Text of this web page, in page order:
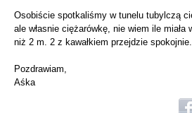
Osobiście spotkaliśmy w tunelu tubylczą
ale własnie ciężarówkę, nie wiem ile miała
niż 2 m. 2 z kawałkiem przejdzie spokojnie.
Pozdrawiam,
Aśka